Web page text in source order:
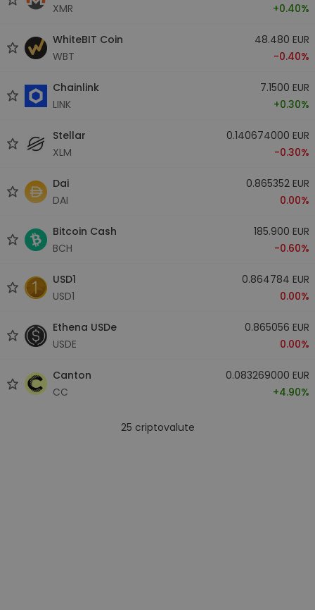
XMR
+0.40%
WhiteBIT Coin
WBT
48.480 EUR
-0.40%
Chainlink
LINK
7.1500 EUR
+0.30%
Stellar
XLM
0.140674000 EUR
-0.30%
Dai
DAI
0.865352 EUR
0.00%
Bitcoin Cash
BCH
185.900 EUR
-0.60%
USD1
USD1
0.864784 EUR
0.00%
Ethena USDe
USDE
0.865056 EUR
0.00%
Canton
CC
0.083269000 EUR
+4.90%
25 criptovalute